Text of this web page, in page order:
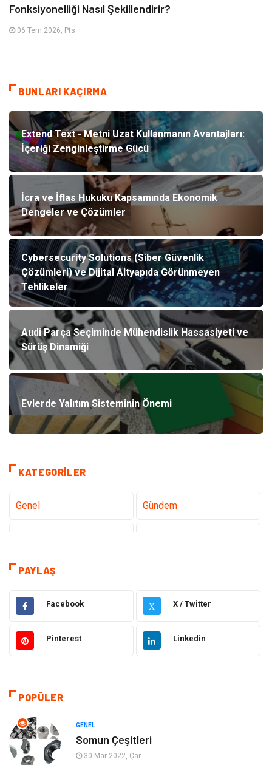
Fonksiyonelliği Nasıl Şekillendirir?
06 Tem 2026, Pts
BUNLARI KAÇIRMA
Extend Text - Metni Uzat Kullanmanın Avantajları:
İçeriği Zenginleştirme Gücü
İcra ve İflas Hukuku Kapsamında Ekonomik
Dengeler ve Çözümler
Cybersecurity Solutions (Siber Güvenlik
Çözümleri) ve Dijital Altyapıda Görünmeyen
Tehlikeler
Audi Parça Seçiminde Mühendislik Hassasiyeti ve
Sürüş Dinamiği
Evlerde Yalıtım Sisteminin Önemi
KATEGORILER
Genel Gündem
Tanıtıcı Reklam
Elektrik Elektronik Makine
Otomotiv Ulaşım ve Taşımacılık
Giyim
Eğitim & Kariyer
Alışveriş
PAYLAŞ
Facebook X X / Twitter
Pinterest Linkedin
POPÜLER
GENEL
Somun Çeşitleri
30 Mar 2022, Çar